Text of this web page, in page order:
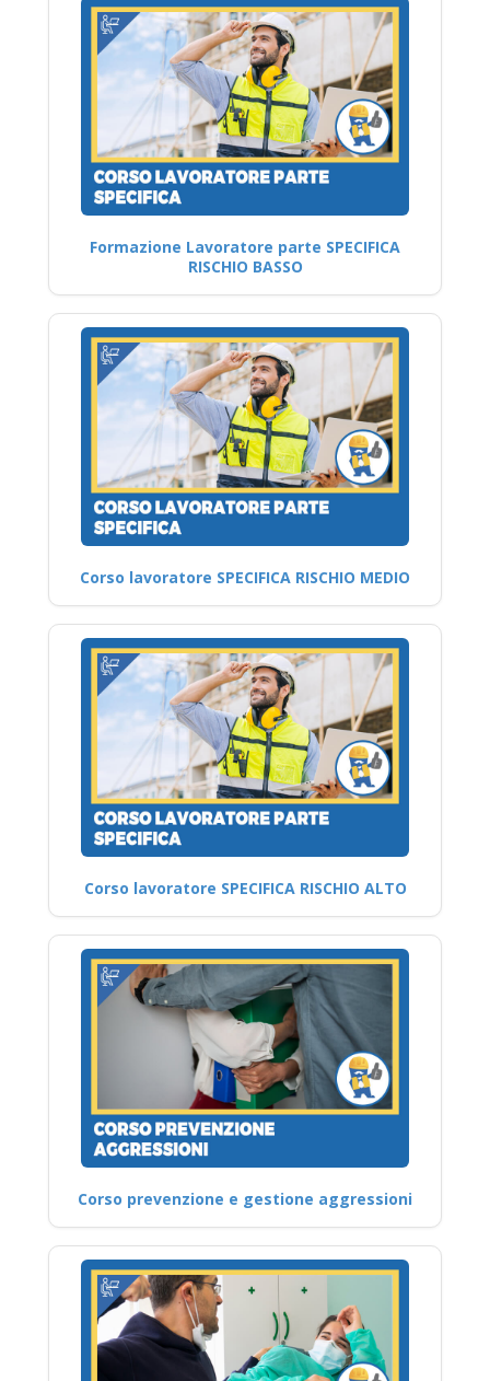
Formazione Lavoratore parte SPECIFICA
RISCHIO BASSO
Corso lavoratore SPECIFICA RISCHIO MEDIO
Corso lavoratore SPECIFICA RISCHIO ALTO
Corso prevenzione e gestione aggressioni